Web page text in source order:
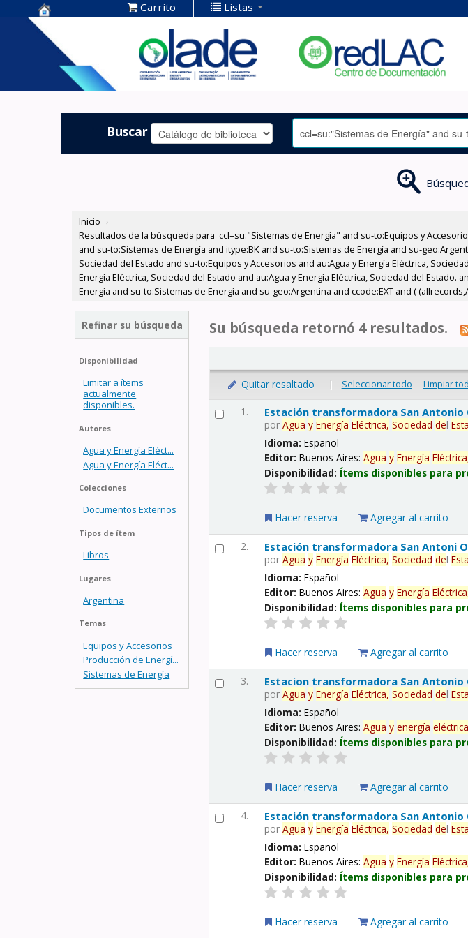
Centro de
Documentación
OLADE -
Carrito Listas
Buscar
Inicio ›
Resultados de la búsqueda para 'ccl=su:"Sistemas de Energía" and su-to:Equipos y
and su-to:Sistemas de Energía and itype:BK and su-to:Sistemas de Energía and su-
Sociedad del Estado and su-to:Equipos y Accesorios and au:Agua y Energía Eléctrica,
Energía Eléctrica, Sociedad del Estado and au:Agua y Energía Eléctrica, Sociedad del
Energía and su-to:Sistemas de Energía and su-geo:Argentina and ccode:EXT and (
Refinar su búsqueda
Disponibilidad
Limitar a ítems
actualmente
disponibles.
Autores
Agua y Energía Eléct...
Agua y Energía Eléct...
Colecciones
Documentos Externos
Tipos de ítem
Libros
Lugares
Argentina
Temas
Equipos y Accesorios
Producción de Energí...
Sistemas de Energía
Su búsqueda retornó 4 resultados.
Quitar resaltado | Seleccionar todo Limpiar
1. Estación transformadora San Antonio
porAgua y Energía Eléctrica, Sociedad del
Idioma:Español
Editor:Buenos Aires:Agua y Energía
Disponibilidad: Ítems disponibles para
Hacer reserva Agregar al carrito
2. Estación transformadora San Antoni
porAgua y Energía Eléctrica, Sociedad del
Idioma:Español
Editor:Buenos Aires:Agua y Energía
Disponibilidad: Ítems disponibles para
Hacer reserva Agregar al carrito
3. Estacion transformadora San Antonio
porAgua y Energía Eléctrica, Sociedad del
Idioma:Español
Editor:Buenos Aires:Agua y energía
Disponibilidad: Ítems disponibles para
Hacer reserva Agregar al carrito
4. Estación transformadora San Antonio
porAgua y Energía Eléctrica, Sociedad del
Idioma:Español
Editor:Buenos Aires:Agua y Energía
Disponibilidad: Ítems disponibles para
Hacer reserva Agregar al carrito